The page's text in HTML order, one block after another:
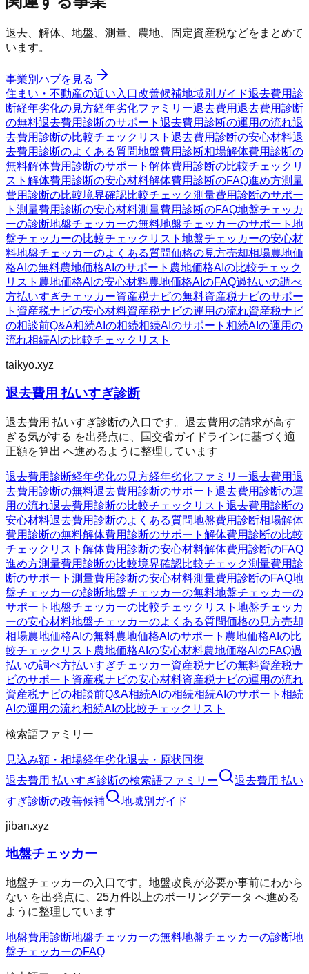
退去、解体、地盤、測量、農地、固定資産税などをまとめて
います。
事業別ハブを見る
住まい・不動産の近い入口改善候補地域別ガイド退去費用診
断経年劣化の見方経年劣化ファミリー退去費用退去費用診断
の無料退去費用診断のサポート 退去費用診断の運用の流れ退
去費用診断の比較チェックリスト 退去費用診断の安心材料退
去費用診断のよくある質問地盤費用診断相場解体費用診断の
無料解体費用診断のサポート 解体費用診断の比較チェックリ
スト 解体費用診断の安心材料解体費用診断のFAQ進め方測量
費用診断の比較境界確認比較チェック測量費用診断のサポー
ト 測量費用診断の安心材料測量費用診断のFAQ地盤チェッカ
ーの診断地盤チェッカーの無料地盤チェッカーのサポート 地
盤チェッカーの比較チェックリスト 地盤チェッカーの安心材
料地盤チェッカーのよくある質問価格の見方売却相場農地価
格AIの無料農地価格AIのサポート 農地価格AIの比較チェック
リスト 農地価格AIの安心材料農地価格AIのFAQ過払いの調べ
方払いすぎチェッカー資産税ナビの無料資産税ナビのサポー
ト 資産税ナビの安心材料資産税ナビの運用の流れ資産税ナビ
の相談前Q&A相続AIの相続相続AIのサポート 相続AIの運用の
流れ相続AIの比較チェックリスト
taikyo.xyz
退去費用 払いすぎ診断
退去費用 払いすぎ診断の入口です。退去費用の請求が高す
ぎる気がする を出発点に、国交省ガイドラインに基づく適
正額を算出 へ進めるように整理しています
退去費用診断経年劣化の見方経年劣化ファミリー退去費用退
去費用診断の無料退去費用診断のサポート 退去費用診断の運
用の流れ退去費用診断の比較チェックリスト 退去費用診断の
安心材料退去費用診断のよくある質問地盤費用診断相場解体
費用診断の無料解体費用診断のサポート 解体費用診断の比較
チェックリスト 解体費用診断の安心材料解体費用診断のFAQ
進め方測量費用診断の比較境界確認比較チェック測量費用診
断のサポート 測量費用診断の安心材料測量費用診断のFAQ地
盤チェッカーの診断地盤チェッカーの無料地盤チェッカーの
サポート 地盤チェッカーの比較チェックリスト 地盤チェッカ
ーの安心材料地盤チェッカーのよくある質問価格の見方売却
相場農地価格AIの無料農地価格AIのサポート 農地価格AIの比
較チェックリスト 農地価格AIの安心材料農地価格AIのFAQ過
払いの調べ方払いすぎチェッカー資産税ナビの無料資産税ナ
ビのサポート 資産税ナビの安心材料資産税ナビの運用の流れ
資産税ナビの相談前Q&A相続AIの相続相続AIのサポート 相続
AIの運用の流れ相続AIの比較チェックリスト
検索語ファミリー
見込み額・相場経年劣化退去・原状回復
退去費用 払いすぎ診断の検索語ファミリー
退去費用 払い
すぎ診断の改善候補 地域別ガイド
jiban.xyz
地盤チェッカー
地盤チェッカーの入口です。地盤改良が必要か事前にわから
ない を出発点に、25万件以上のボーリングデータ へ進める
ように整理しています
地盤費用診断地盤チェッカーの無料地盤チェッカーの診断地
盤チェッカーのFAQ